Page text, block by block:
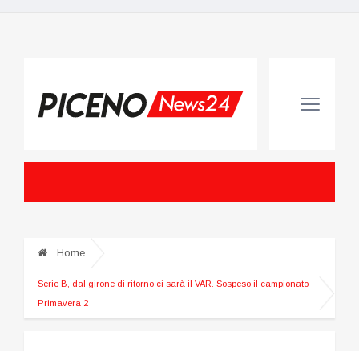
Home
Serie B, dal girone di ritorno ci sarà il VAR. Sospeso il campionato
Primavera 2